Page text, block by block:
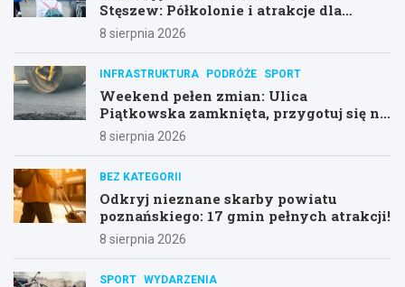
Stęszew: Półkolonie i atrakcje dla
dzieci!
8 sierpnia 2026
INFRASTRUKTURA PODRÓŻE SPORT
Weekend pełen zmian: Ulica
Piątkowska zamknięta, przygotuj się na
objazdy!
8 sierpnia 2026
BEZ KATEGORII
Odkryj nieznane skarby powiatu
poznańskiego: 17 gmin pełnych atrakcji!
8 sierpnia 2026
SPORT WYDARZENIA